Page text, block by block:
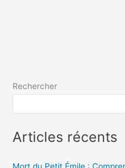
Rechercher
Articles récents